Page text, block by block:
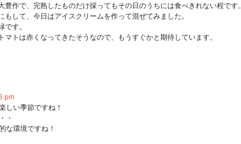
豊作で、完熟したものだけ採ってもその日のうちには食べきれない程です。
もして、今日はアイスクリームを作って混ぜてみました。
です。
マトは赤くなってきたそうなので、もうすぐかと期待しています。
pm
しい季節ですね！
・
な環境ですね！